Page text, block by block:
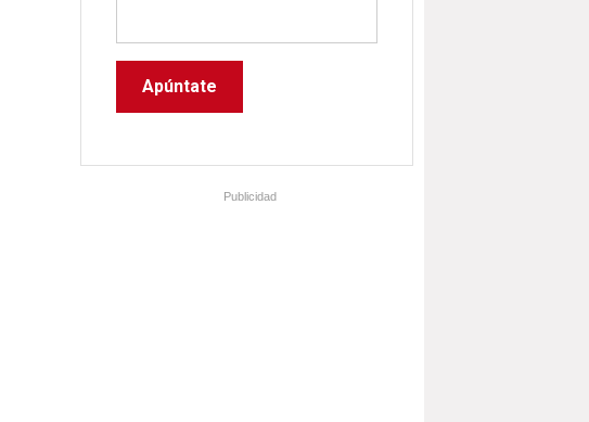
Publicidad